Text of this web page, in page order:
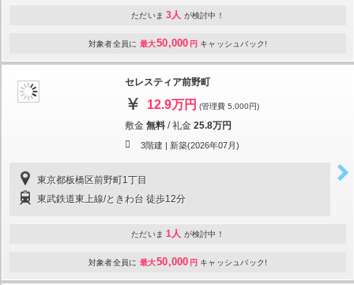
ただいま 3人 が検討中！
対象者全員に 最大50,000 円 キャッシュバック!
セレスティア前野町
12.9万円 (管理費 5,000円)
敷金 無料 /礼金 25.8万円
3階建 | 新築(2026年07月)
東京都板橋区前野町1丁目
東武鉄道東上線/ときわ台 徒歩12分
ただいま 1人 が検討中！
対象者全員に 最大50,000 円 キャッシュバック!